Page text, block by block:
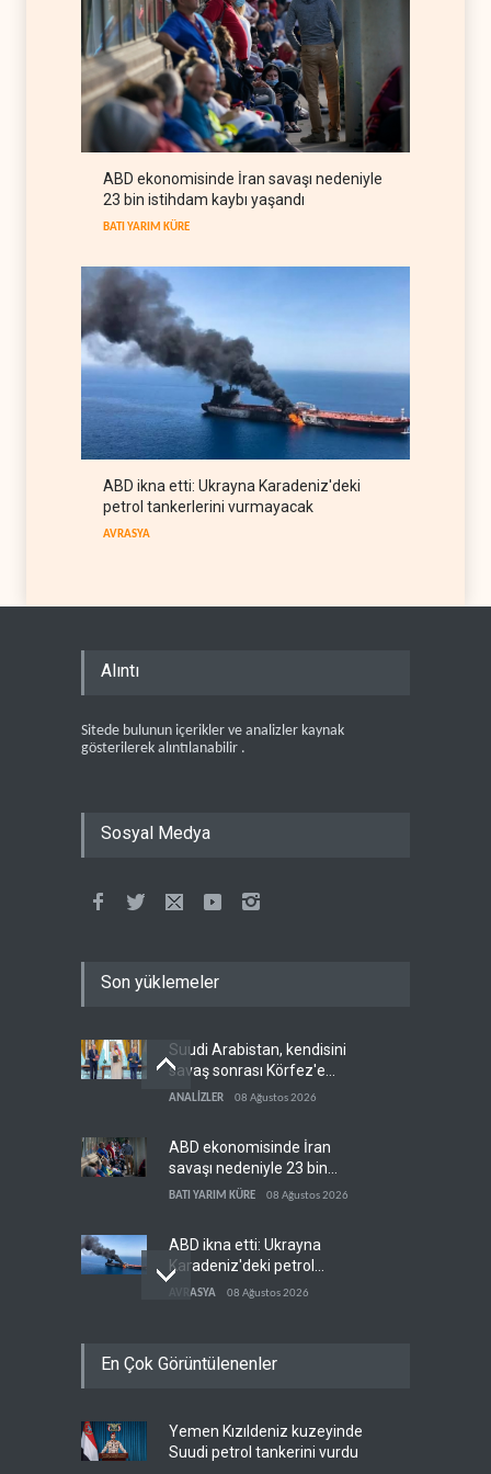
İRAN 08 Ağustos 2026
Hizbullah’ın
‘silahsızlandırılmasını’ kim
denetleyecek?
LÜBNAN 08 Ağustos 2026
Bekai'den Trump’a ‘savaş
ganimeti’ yanıtı: Önce savaşı
kazan
ABD ekonomisinde İran savaşı nedeniyle
23 bin istihdam kaybı yaşandı
BATI YARIM KÜRE
ABD ikna etti: Ukrayna Karadeniz'deki
petrol tankerlerini vurmayacak
AVRASYA
Alıntı
Sitede bulunun içerikler ve analizler kaynak
gösterilerek alıntılanabilir .
Sosyal Medya
Son yüklemeler
Suudi Arabistan, kendisini
savaş sonrası Körfez'e
hazırlıyor
ANALİZLER 08 Ağustos 2026
ABD ekonomisinde İran
savaşı nedeniyle 23 bin
istihdam kaybı yaşandı
BATI YARIM KÜRE 08 Ağustos 2026
ABD ikna etti: Ukrayna
Karadeniz'deki petrol
tankerlerini vurmayacak
AVRASYA 08 Ağustos 2026
Arjantin'de nükleer savaş
Bloomberg: Türkiye
Karadeniz'deki gemi trafiğini
En Çok Görüntülenenler
Yemen Kızıldeniz kuzeyinde
Suudi petrol tankerini vurdu